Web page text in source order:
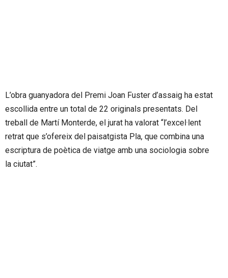
L’obra guanyadora del Premi Joan Fuster d’assaig ha estat
escollida entre un total de 22 originals presentats. Del
treball de Martí Monterde, el jurat ha valorat “l’excel·lent
retrat que s’ofereix del paisatgista Pla, que combina una
escriptura de poètica de viatge amb una sociologia sobre
la ciutat”.